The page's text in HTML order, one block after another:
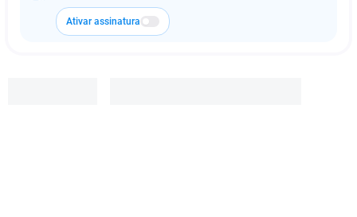
Ativar assinatura